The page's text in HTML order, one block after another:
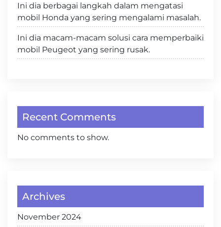
Ini dia berbagai langkah dalam mengatasi
mobil Honda yang sering mengalami masalah.
Ini dia macam-macam solusi cara memperbaiki
mobil Peugeot yang sering rusak.
Recent Comments
No comments to show.
Archives
November 2024